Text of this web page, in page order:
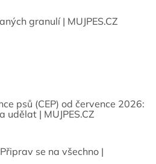
granulí | MUJPES.CZ
psů (CEP) od července 2026:
udělat | MUJPES.CZ
se na všechno |